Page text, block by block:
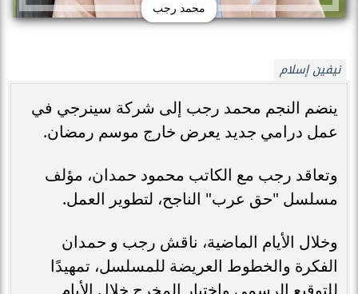
محمد رجب
نيفين إسلام
ينضم النجم محمد رجب إلى شركة سينرجي في
عمل درامي جديد يعرض خارج موسم رمضان.
وتعاقد رجب مع الكاتب محمود حمدان، مؤلف
مسلسل "حق عرب" الناجح، لتطوير العمل.
وخلال الأيام الماضية، ناقش رجب و حمدان
الفكرة والخطوط العريضة للمسلسل، تمهيدًا
للتوقيع الرسمي واختيار المخرج خلال الأيام